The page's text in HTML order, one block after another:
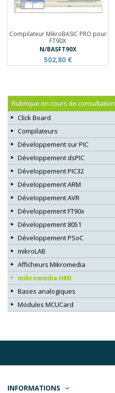
Compilateur MikroBASIC PRO pour
FT90X
N/BASFT90X
502,80 €
Rubrique en cours de consultation
Click Board
Compilateurs
Développement sur PIC
Développement dsPIC
Développement PIC32
Développement ARM
Développement AVR
Développement FT90x
Développement 8051
Développement PSoC
mikroLAB
Afficheurs Mikromedia
mikromedia HMI
Bases analogiques
Modules MCUCard
INFORMATIONS